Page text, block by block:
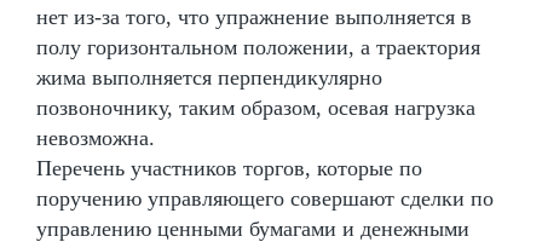
нет из-за того, что упражнение выполняется в
полу горизонтальном положении, а траектория
жима выполняется перпендикулярно
позвоночнику, таким образом, осевая нагрузка
невозможна.
Перечень участников торгов, которые по
поручению управляющего совершают сделки по
управлению ценными бумагами и денежными